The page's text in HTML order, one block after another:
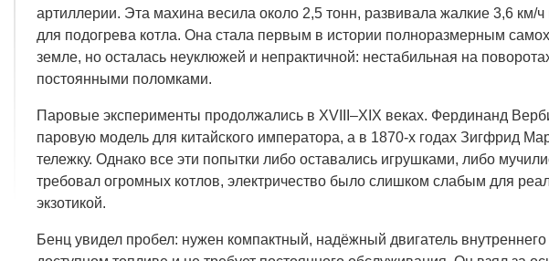
артиллерии. Эта махина весила около 2,5 тонн, развивала жалкие 3,6 км/
для подогрева котла. Она стала первым в истории полноразмерным
земле, но осталась неуклюжей и непрактичной: нестабильная на
постоянными поломками.
Паровые эксперименты продолжались в XVIII–XIX веках. Фердинанд
паровую модель для китайского императора, а в 1870-х годах Зигфрид
тележку. Однако все эти попытки либо оставались игрушками, либо
требовал огромных котлов, электричество было слишком слабым для
экзотикой.
Бенц увидел пробел: нужен компактный, надёжный двигатель